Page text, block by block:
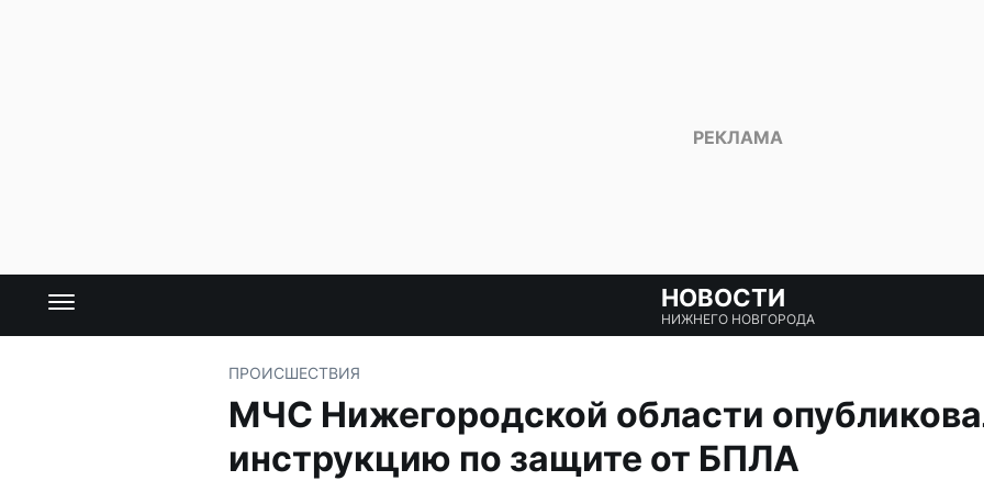
НОВОСТИ
НИЖНЕГО НОВГОРОДА
ПРОИСШЕСТВИЯ
МЧС Нижегородской области
инструкцию по защите от БПЛА